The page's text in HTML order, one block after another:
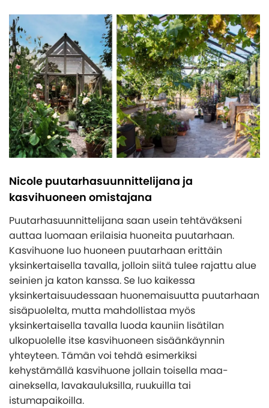
Nicole puutarhasuunnittelijana ja
kasvihuoneen omistajana
Puutarhasuunnittelijana saan usein tehtäväkseni
auttaa luomaan erilaisia huoneita puutarhaan.
Kasvihuone luo huoneen puutarhaan erittäin
yksinkertaisella tavalla, jolloin siitä tulee rajattu alue
seinien ja katon kanssa. Se luo kaikessa
yksinkertaisuudessaan huonemaisuutta puutarhaan
sisäpuolelta, mutta mahdollistaa myös
yksinkertaisella tavalla luoda kauniin lisätilan
ulkopuolelle itse kasvihuoneen sisäänkäynnin
yhteyteen. Tämän voi tehdä esimerkiksi
kehystämällä kasvihuone jollain toisella maa-
aineksella, lavakauluksilla, ruukuilla tai
istumapaikoilla.